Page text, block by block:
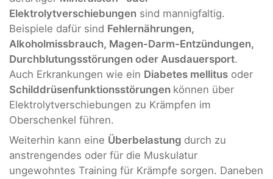
Elektrolytverschiebungen sind mannigfaltig.
Beispiele dafür sind Fehlernährungen,
Alkoholmissbrauch, Magen-Darm-Entzündungen,
Durchblutungsstörungen oder Ausdauersport.
Auch Erkrankungen wie ein Diabetes mellitus oder
Schilddrüsenfunktionsstörungen können über
Elektrolytverschiebungen zu Krämpfen im
Oberschenkel führen.
Weiterhin kann eine Überbelastung durch zu
anstrengendes oder für die Muskulatur
ungewohntes Training für Krämpfe sorgen. Daneben